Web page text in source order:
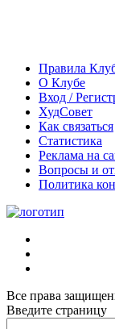
Правила
О Клубе
Вход /
ХудСовет
Как связаться
Статистика
Реклама на
Вопросы и
Политика
Все права
Введите страницу